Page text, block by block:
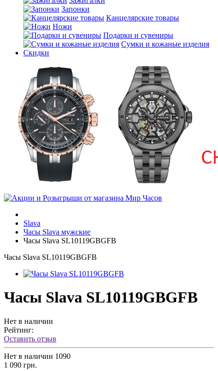
Запонки
Канцелярские товары
Ножи
Подарки и сувениры
Сумки и кожаные изделия
Скидки
Slava
Часы Slava мужские
Часы Slava SL10119GBGFB
Часы Slava SL10119GBGFB
Часы Slava SL10119GBGFB
Нет в наличии
Рейтинг:
Оставить отзыв
Нет в наличии 1090
1 090 грн.